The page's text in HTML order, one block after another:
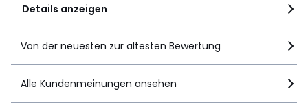
Details anzeigen
Von der neuesten zur ältesten Bewertung
Alle Kundenmeinungen ansehen